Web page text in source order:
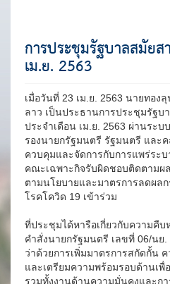
การประชุมรัฐบาลสมัย
เม.ย. 2563
เมื่อวันที่ 23 เม.ย. 2563 นายทอง
ลาว เป็นประธานการประชุมรัฐบ
ประจำเดือน เม.ย. 2563 ผ่านระบ
รองนายกรัฐมนตรี รัฐมนตรี และ
ควบคุมและจัดการกับการแพร่ระ
คณะเฉพาะกิจรับผิดชอบติดตามผ
ตามนโยบายและมาตรการลดผล
โรคโควิด 19 เข้าร่วม
ที่ประชุมได้หารือเกี่ยวกับความคื
คำสั่งนายกรัฐมนตรี เลขที่ 06/นย
ว่าด้วยการเพิ่มมาตรการสกัดกั้น
และเตรียมความพร้อมรอบด้านเพื่
รวมทั้งงานด้านความมั่นคงและก